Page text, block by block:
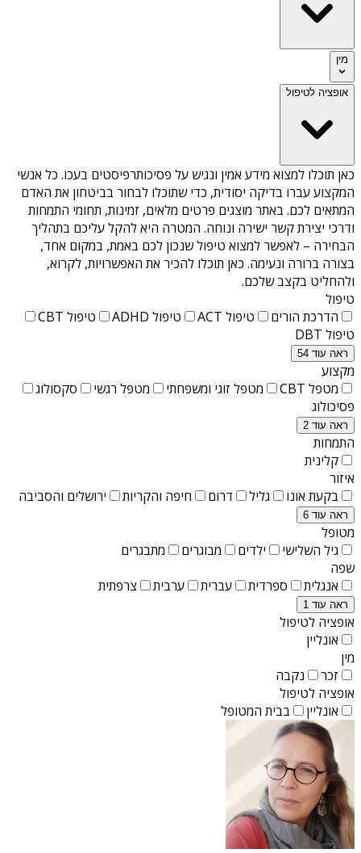
מין
אופציה לטיפול
כאן תוכלו למצוא מידע אמין ונגיש על פסיכותרפיסטים בעכו. כל אנשי
המקצוע עברו בדיקה יסודית, כדי שתוכלו לבחור בביטחון את האדם
המתאים לכם. באתר מוצגים פרטים מלאים, זמינות, תחומי התמחות
ודרכי יצירת קשר ישירה ונוחה. המטרה היא להקל עליכם בתהליך
הבחירה – לאפשר למצוא טיפול שנכון לכם באמת, במקום אחד,
בצורה ברורה ונעימה. כאן תוכלו להכיר את האפשרויות, לקרוא,
ולהחליט בקצב שלכם.
טיפול
הדרכת הורים
טיפול ACT טיפול ADHD
טיפול CBT
טיפול DBT
ראה עוד 54
מקצוע
מטפל CBT
מטפל זוגי ומשפחתי מטפל רגשי
סקסולוג
פסיכולוג
ראה עוד 2
התמחות
קלינית
איזור
בקעת אונו
גליל דרום חיפה והקריות ירושלים והסביבה
ראה עוד 6
מטופל
גיל השלישי
ילדים מבוגרים
מתבגרים
שפה
אנגלית
ספרדית עברית ערבית צרפתית
ראה עוד 1
אופציה לטיפול
אונליין
מין
זכר
נקבה
אופציה לטיפול
אונליין
בבית המטופל